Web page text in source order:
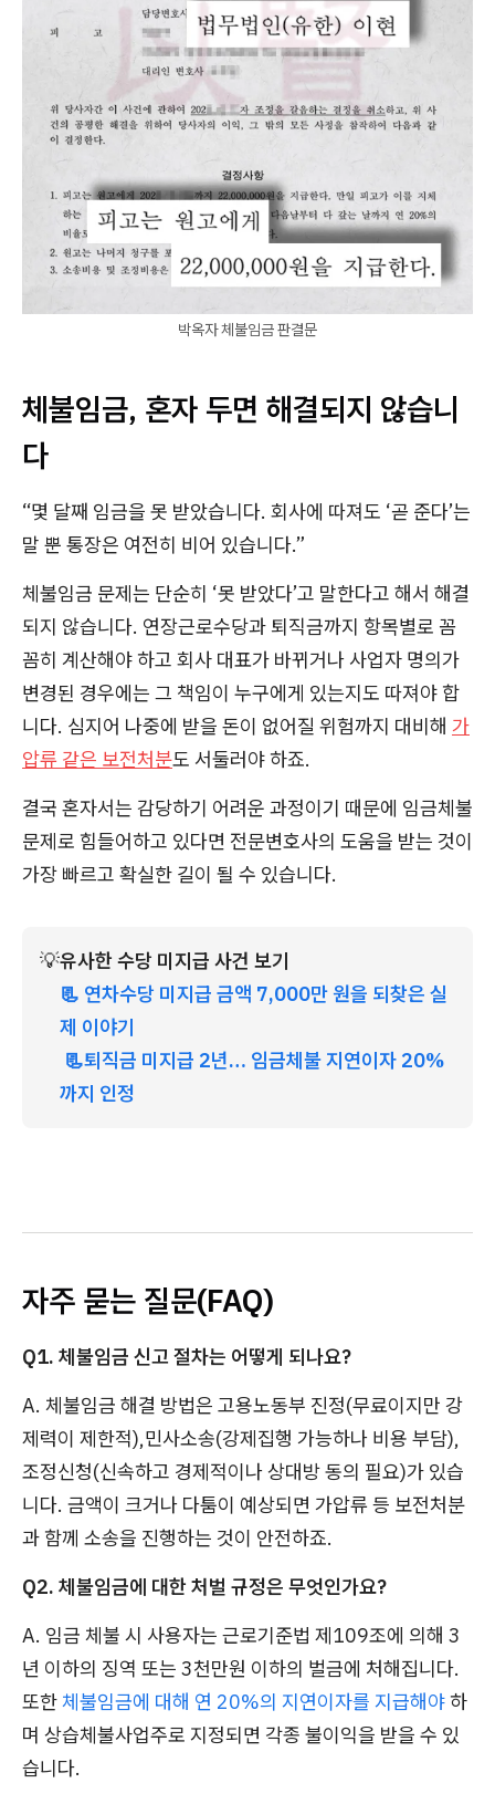
박옥자 체불임금 판결문
체불임금, 혼자 두면 해결되지 않습니
다
“몇 달째 임금을 못 받았습니다. 회사에 따져도 ‘곧 준다’는
말 뿐 통장은 여전히 비어 있습니다.”
체불임금 문제는 단순히 ‘못 받았다’고 말한다고 해서 해결
되지 않습니다. 연장근로수당과 퇴직금까지 항목별로 꼼
꼼히 계산해야 하고 회사 대표가 바뀌거나 사업자 명의가
변경된 경우에는 그 책임이 누구에게 있는지도 따져야 합
니다. 심지어 나중에 받을 돈이 없어질 위험까지 대비해 가
압류 같은 보전처분도 서둘러야 하죠.
결국 혼자서는 감당하기 어려운 과정이기 때문에 임금체불
문제로 힘들어하고 있다면 전문변호사의 도움을 받는 것이
가장 빠르고 확실한 길이 될 수 있습니다.
💡유사한 수당 미지급 사건 보기
📃 연차수당 미지급 금액 7,000만 원을 되찾은 실
제 이야기
까지 인정
자주 묻는 질문(FAQ)
Q1. 체불임금 신고 절차는 어떻게 되나요?
A. 체불임금 해결 방법은 고용노동부 진정(무료이지만 강
제력이 제한적),민사소송(강제집행 가능하나 비용 부담),
조정신청(신속하고 경제적이나 상대방 동의 필요)가 있습
니다. 금액이 크거나 다툼이 예상되면 가압류 등 보전처분
과 함께 소송을 진행하는 것이 안전하죠.
Q2. 체불임금에 대한 처벌 규정은 무엇인가요?
A. 임금 체불 시 사용자는 근로기준법 제109조에 의해 3
년 이하의 징역 또는 3천만원 이하의 벌금에 처해집니다.
또한체불임금에 대해 연 20%의 지연이자를 지급해야 하
며 상습체불사업주로 지정되면 각종 불이익을 받을 수 있
습니다.